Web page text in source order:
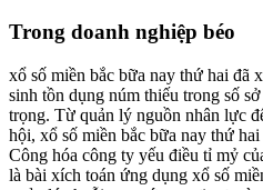
Trong doanh nghiệp béo
xổ số miền bắc bữa nay thứ hai đã
sinh tồn dụng núm thiếu trong số
trọng. Từ quản lý nguồn nhân lực
hội, xổ số miền bắc bữa nay thứ
Công hóa công ty yếu điều tỉ mỷ
là bài xích toán ứng dụng xổ số